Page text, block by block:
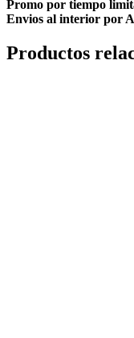
Promo por tiempo
Envios al interior por
Productos